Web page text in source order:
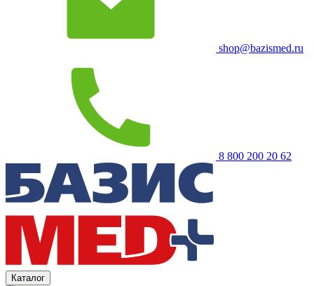
shop@bazismed.ru
8 800 200 20 62
Каталог